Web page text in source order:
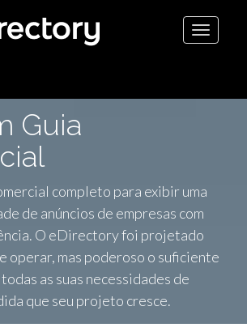
Toggle
Guia
completo para exibir uma
de anúncios de empresas com
O eDirectory foi projetado
operar, mas poderoso o suficiente
as suas necessidades de
que seu projeto cresce.